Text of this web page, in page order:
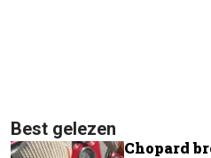
Best gelezen
Chopard